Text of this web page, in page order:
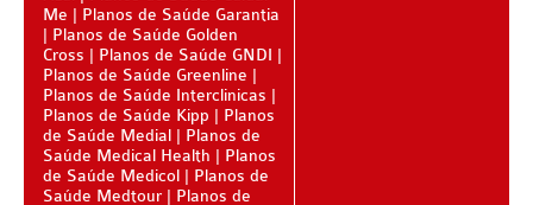
SÃO CRISTOVÃO PLANO DE SAÚDE INFANTIL
SÃO MIGUEL PLANO DE SAÚDE INFANTIL
STA CASA MAUÁ PLANO DE SAÚDE INFANTIL
TOTAL MEDCARE PLANO DE SAÚDE INFANTIL
Me
Planos de Saúde Garantia
Planos de Saúde Golden
Cross
Planos de Saúde GNDI
Planos de Saúde Greenline
Planos de Saúde Interclinicas
Planos de Saúde Kipp
Planos
de Saúde Medial
Planos de
Saúde Medical Health
Planos
de Saúde Medicol
Planos de
Saúde Medtour
Planos de